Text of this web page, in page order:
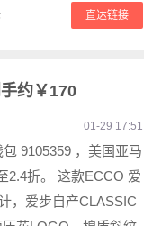
直达链接
约￥170
01-29 17:51
9105359 ，美国亚马
2.4折。 这款ECCO 爱
，爱步自产CLASSIC